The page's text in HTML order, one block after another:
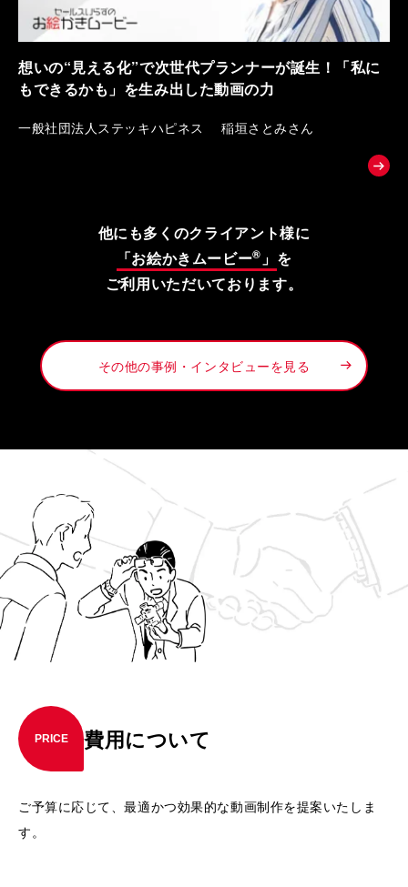
想いの“見える化”で次世代プランナーが誕生！「私に
もできるかも」を生み出した動画の力
一般社団法人ステッキハピネス 稲垣さとみさん
他にも多くのクライアント様に
「お絵かきムービー® 」 を
ご利用いただいております。
その他の事例・インタビューを見る
PRICE 費用について
ご予算に応じて、最適かつ効果的な動画制作を提案いたしま
す。